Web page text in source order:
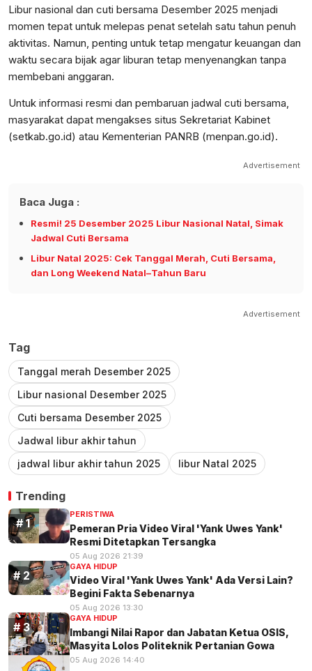
Libur nasional dan cuti bersama Desember 2025 menjadi
momen tepat untuk melepas penat setelah satu tahun penuh
aktivitas. Namun, penting untuk tetap mengatur keuangan dan
waktu secara bijak agar liburan tetap menyenangkan tanpa
membebani anggaran.
Untuk informasi resmi dan pembaruan jadwal cuti bersama,
masyarakat dapat mengakses situs Sekretariat Kabinet
(setkab.go.id) atau Kementerian PANRB (menpan.go.id).
Advertisement
Baca Juga :
Resmi! 25 Desember 2025 Libur Nasional Natal, Simak
Jadwal Cuti Bersama
Libur Natal 2025: Cek Tanggal Merah, Cuti Bersama,
dan Long Weekend Natal–Tahun Baru
Advertisement
Tag
Tanggal merah Desember 2025
Libur nasional Desember 2025
Cuti bersama Desember 2025
Jadwal libur akhir tahun
jadwal libur akhir tahun 2025
libur Natal 2025
Trending
PERISTIWA
Pemeran Pria Video Viral 'Yank Uwes Yank'
Resmi Ditetapkan Tersangka
05 Aug 2026 21:39
GAYA HIDUP
Video Viral 'Yank Uwes Yank' Ada Versi Lain?
Begini Fakta Sebenarnya
05 Aug 2026 13:30
GAYA HIDUP
Imbangi Nilai Rapor dan Jabatan Ketua OSIS,
Masyita Lolos Politeknik Pertanian Gowa
05 Aug 2026 14:40